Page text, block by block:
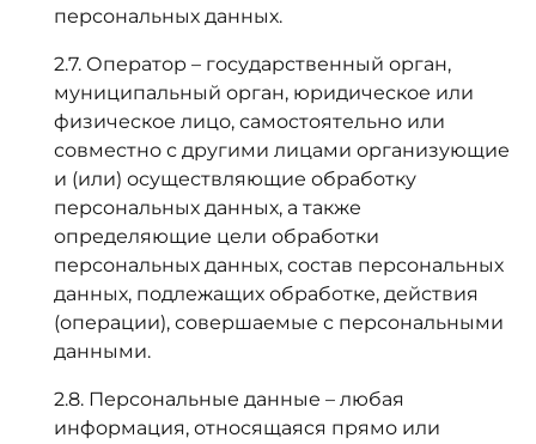
персональных данных.
2.7. Оператор – государственный орган,
муниципальный орган, юридическое или
физическое лицо, самостоятельно или
совместно с другими лицами организующие
и (или) осуществляющие обработку
персональных данных, а также
определяющие цели обработки
персональных данных, состав персональных
данных, подлежащих обработке, действия
(операции), совершаемые с персональными
данными.
2.8. Персональные данные – любая
информация, относящаяся прямо или